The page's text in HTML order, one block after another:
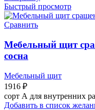
Быстрый просмотр
Сравнить
Мебельный щит
сосна
Мебельный щит
1916 ₽
сорт А для внутренних
Добавить в список